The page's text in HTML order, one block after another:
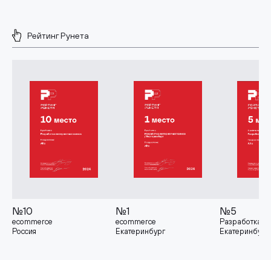
Рейтинг Рунета
№10
ecommerce
Россия
№1
ecommerce
Екатеринбург
№5
Разработка
Екатеринбург